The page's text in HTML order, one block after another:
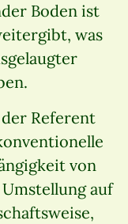
Boden ist
was
Referent
von
auf